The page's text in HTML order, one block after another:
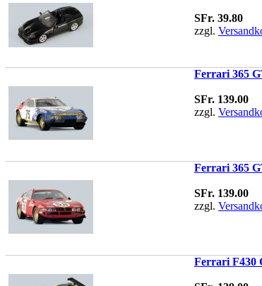
SFr. 39.80
zzgl.
Ferrari 365
SFr. 139.00
zzgl.
Ferrari 365
SFr. 139.00
zzgl.
Ferrari F430